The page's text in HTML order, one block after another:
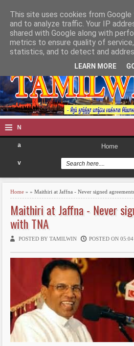
TAMILWIN
≡ N
a
v
g
a
o
Home
Home » » Maithiri at Jaffna - Never signed
Maithiri at Jaffna - Never
with TNA
POSTED BY TAMILWIN POSTED ON
This site uses cookies from
and to analyze traffic. Your IP
shared with Google along with
metrics to ensure quality of
statistics, and to detect and
LEARN MORE